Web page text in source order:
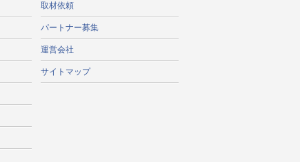
取材依頼
パートナー募集
運営会社
サイトマップ